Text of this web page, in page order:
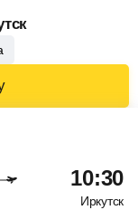
10:30
Иркутск